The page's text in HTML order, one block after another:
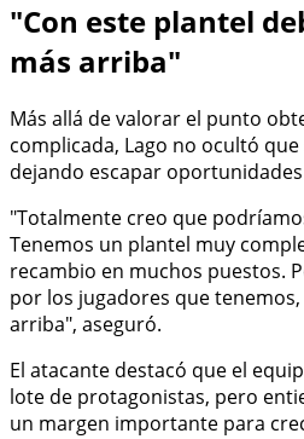
"Con este plantel
más arriba"
Más allá de valorar el punto
complicada, Lago no ocultó
dejando escapar
"Totalmente creo que
Tenemos un plantel muy
recambio en muchos puestos.
por los jugadores que
arriba", aseguró.
El atacante destacó que el
lote de protagonistas, pero
un margen importante para